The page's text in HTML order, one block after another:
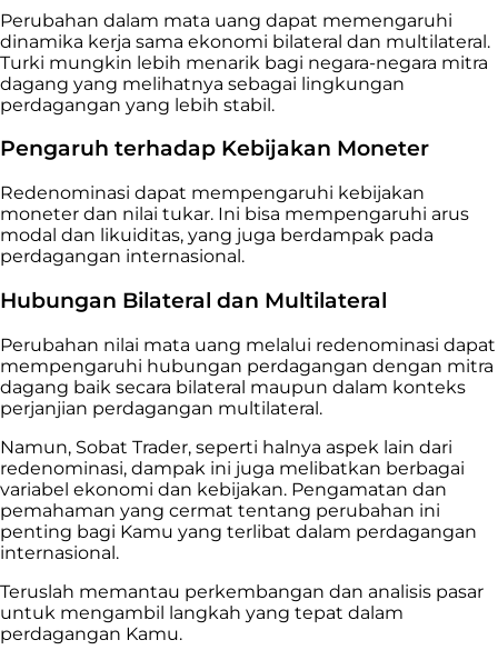
Perubahan dalam mata uang dapat memengaruhi
dinamika kerja sama ekonomi bilateral dan multilateral.
Turki mungkin lebih menarik bagi negara-negara mitra
dagang yang melihatnya sebagai lingkungan
perdagangan yang lebih stabil.
Pengaruh terhadap Kebijakan Moneter
Redenominasi dapat mempengaruhi kebijakan
moneter dan nilai tukar. Ini bisa mempengaruhi arus
modal dan likuiditas, yang juga berdampak pada
perdagangan internasional.
Hubungan Bilateral dan Multilateral
Perubahan nilai mata uang melalui redenominasi dapat
mempengaruhi hubungan perdagangan dengan mitra
dagang baik secara bilateral maupun dalam konteks
perjanjian perdagangan multilateral.
Namun, Sobat Trader, seperti halnya aspek lain dari
redenominasi, dampak ini juga melibatkan berbagai
variabel ekonomi dan kebijakan. Pengamatan dan
pemahaman yang cermat tentang perubahan ini
penting bagi Kamu yang terlibat dalam perdagangan
internasional.
Teruslah memantau perkembangan dan analisis pasar
untuk mengambil langkah yang tepat dalam
perdagangan Kamu.